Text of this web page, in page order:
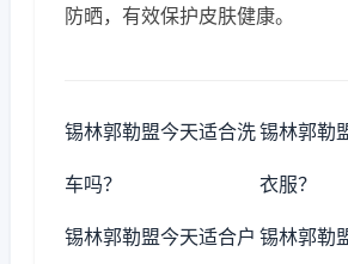
防晒，有效保护皮肤健康。
锡林郭勒盟今天适合洗
车吗？
锡林郭勒
衣服？
锡林郭勒盟今天适合户 锡林郭勒